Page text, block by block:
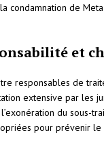
condamnation de
et
responsables de
extensive par les
du sous-
pour prévenir le